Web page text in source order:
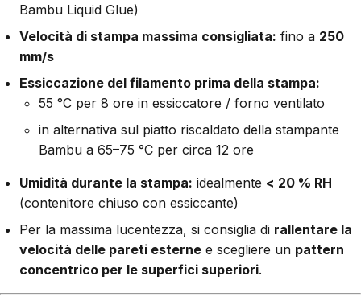
Bambu Liquid Glue)
Velocità di stampa massima consigliata: fino a 250
mm/s
Essiccazione del filamento prima della stampa:
55 °C per 8 ore in essiccatore / forno ventilato
in alternativa sul piatto riscaldato della stampante
Bambu a 65–75 °C per circa 12 ore
Umidità durante la stampa: idealmente < 20 % RH
(contenitore chiuso con essiccante)
Per la massima lucentezza, si consiglia di rallentare la
velocità delle pareti esterne e scegliere un pattern
concentrico per le superfici superiori.